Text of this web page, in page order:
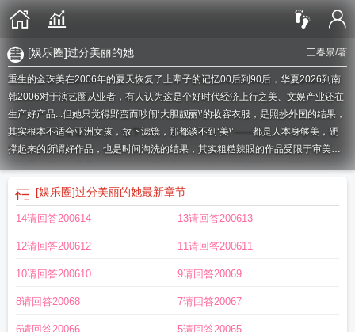
三春景/著
[娱乐圈]过分美丽的她
重生的金珠美在2006年的夏天恢复了上辈子的记忆00后到90后，华夏2026到南
韩2006对于演艺圈从业者，有人认为这是个好时代经济上行之美、文娱产业还在
生产好产品...但她只觉得野蛮而吵闹‘大胆靓丽\’的妆容衣服，是照抄外国的结果，
其实根本不适合亚洲女孩，放下滤镜，那都谈不到‘美\’——都是人本身够美，硬
撑起来的所谓好作品，也是时间淘洗的结果，其实粗糙辣眼的作品受限于审美和
时代只会更多，只是都被人遗忘了更何况，金珠美这辈子还得从南韩开始：前后
辈等级制度、吸血的经纪公司、难吃的饭菜、anti横行、拉娱乐圈新闻给大人物挡
枪......但是，穿越重生的女人绝不认输！金珠美一路走来，是‘脸蛋天才\’，是‘国民
初恋\’，是‘最高影后\’，是‘亚洲之星\’...最后是‘时代传奇\’ps.喜欢写不同地区、时
了，不然都不知道写什么。不过不会仅限于韩娱，毕竟韩国市场小，哪怕不是重
生，到了一定程度都会往外闯pss.男主已定gd，毕竟都写韩娱，这个男人也是不
呢），主要还是是写女主事业魔.蝎.小.说WWW.MOXIEXS.TOP
包过分美貌的她 娱乐圈过分美丽的她百度娱乐圈过分美丽的她txt
[娱乐圈]过分美丽的她最新章节
14请回答200614 13请回答200613
12请回答200612 11请回答200611
10请回答200610 9请回答20069
8请回答20068 7请回答20067
6请回答20066 5请回答20065